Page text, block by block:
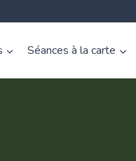
Séances à la carte